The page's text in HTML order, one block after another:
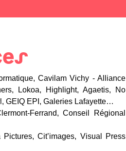
Cavilam Vichy - Alliance
Lokoa, Highlight, Agaetis, No
GEIQ EPI, Galeries Lafayette…
Ferrand, Conseil Régional
Cit’images, Visual Press